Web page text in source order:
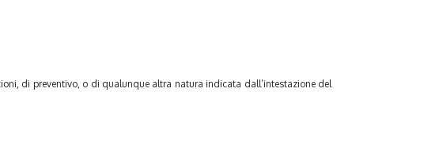
di preventivo, o di qualunque altra natura indicata dall’intestazione del